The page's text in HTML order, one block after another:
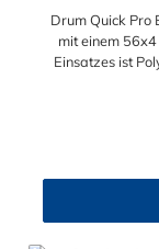
Drum Quick Pro
mit einem
Einsatzes ist
Tauchrohren